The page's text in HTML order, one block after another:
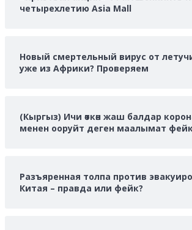
четырехлетию Asia Mall
Новый смертельный вирус от
уже из Африки? Проверяем
(Кыргыз) Ичи өткөн жаш балдар
менен ооруйт деген маалымат
Разъяренная толпа против
Китая – правда или фейк?